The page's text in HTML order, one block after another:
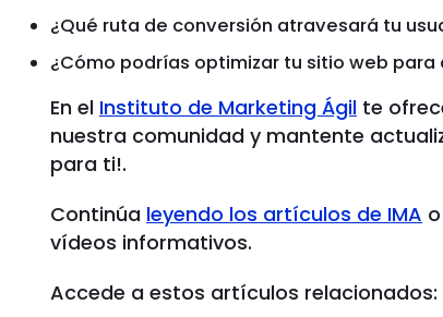
¿Qué ruta de conversión atravesará tu
¿Cómo podrías optimizar tu sitio web
En el Instituto de Marketing Ágil te
nuestra comunidad y mantente
para ti!.
Continúa leyendo los artículos de IMA
vídeos informativos.
Accede a estos artículos relacionados: